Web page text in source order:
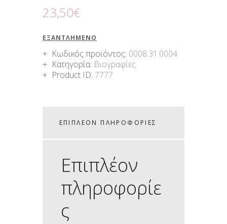
23,50€
ΕΞΑΝΤΛΗΜΈΝΟ
Κωδικός προϊόντος: 0008.31.0004
Κατηγορία: Βιογραφίες
Product ID:7777
ΕΠΙΠΛΈΟΝ ΠΛΗΡΟΦΟΡΊΕΣ
Επιπλέον
πληροφορίε
ς